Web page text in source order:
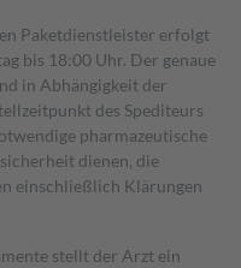
Paketdienstleister erfolgt
bis 18:00 Uhr. Der genaue
in Abhängigkeit der
des Spediteurs
pharmazeutische
dienen, die
einschließlich Klärungen
stellt der Arzt ein